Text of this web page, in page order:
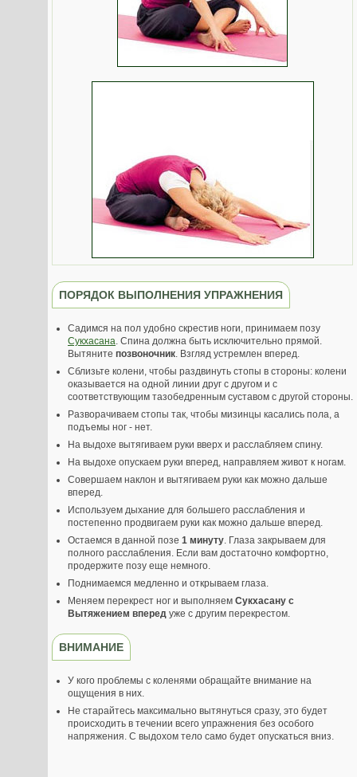
ПОРЯДОК ВЫПОЛНЕНИЯ УПРАЖНЕНИЯ
Садимся на пол удобно скрестив ноги, принимаем позу
Сукхасана. Спина должна быть исключительно прямой.
Вытяните позвоночник. Взгляд устремлен вперед.
Сблизьте колени, чтобы раздвинуть стопы в стороны: колени
оказывается на одной линии друг с другом и с
соответствующим тазобедренным суставом с другой стороны.
Разворачиваем стопы так, чтобы мизинцы касались пола, а
подъемы ног - нет.
На выдохе вытягиваем руки вверх и расслабляем спину.
На выдохе опускаем руки вперед, направляем живот к ногам.
Совершаем наклон и вытягиваем руки как можно дальше
вперед.
Используем дыхание для большего расслабления и
постепенно продвигаем руки как можно дальше вперед.
Остаемся в данной позе 1 минуту. Глаза закрываем для
полного расслабления. Если вам достаточно комфортно,
продержите позу еще немного.
Поднимаемся медленно и открываем глаза.
Меняем перекрест ног и выполняем Сукхасану с
Вытяжением вперед уже с другим перекрестом.
ВНИМАНИЕ
У кого проблемы с коленями обращайте внимание на
ощущения в них.
Не старайтесь максимально вытянуться сразу, это будет
происходить в течении всего упражнения без особого
напряжения. С выдохом тело само будет опускаться вниз.